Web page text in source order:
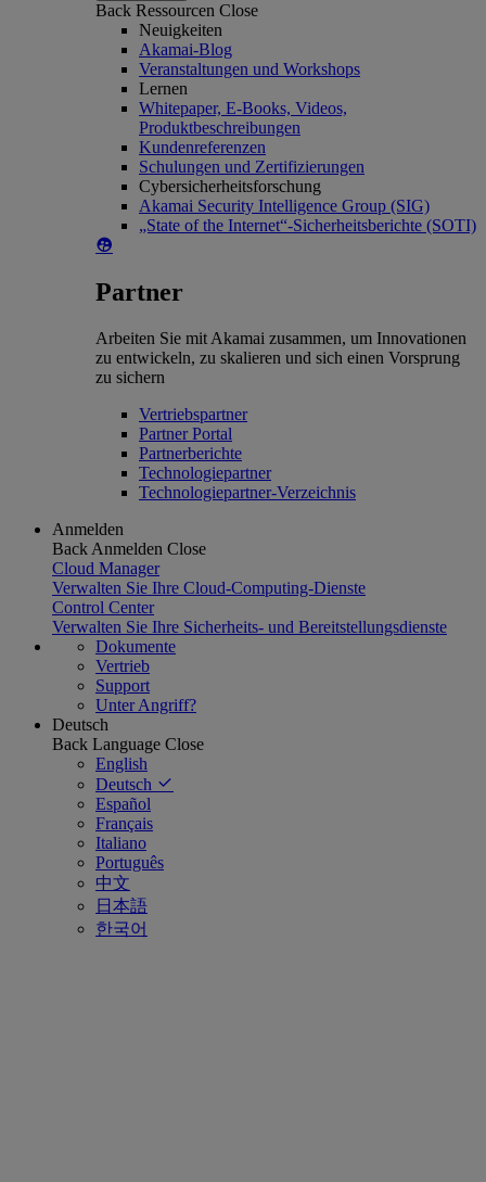
Back Ressourcen Close
Neuigkeiten
Akamai-Blog
Veranstaltungen und Workshops
Lernen
Whitepaper, E-Books, Videos,
Produktbeschreibungen
Kundenreferenzen
Schulungen und Zertifizierungen
Cybersicherheitsforschung
Akamai Security Intelligence Group (SIG)
„State of the Internet“-Sicherheitsberichte (SOTI)
Partner
Arbeiten Sie mit Akamai zusammen, um Innovationen
zu entwickeln, zu skalieren und sich einen Vorsprung
zu sichern
Vertriebspartner
Partner Portal
Partnerberichte
Technologiepartner
Technologiepartner-Verzeichnis
Anmelden
Back Anmelden Close
Cloud Manager
Verwalten Sie Ihre Cloud-Computing-Dienste
Control Center
Verwalten Sie Ihre Sicherheits- und Bereitstellungsdienste
Dokumente
Vertrieb
Support
Unter Angriff?
Deutsch
Back Language Close
English
Deutsch
Español
Français
Italiano
Português
中文
日本語
한국어